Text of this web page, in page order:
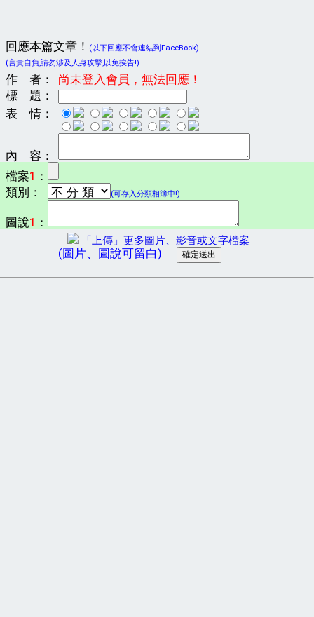
回應本篇文章！
(以下回應不會連結到FaceBook)
(言責自負,請勿涉及人身攻擊,以免挨告!)
作 者：
尚未登入會員，無法回應！
標 題：
表 情：
內 容：
檔案1 ：
類別：
(可存入分類相簿中!)
圖說1 ：
「上傳」更多圖片、影音或文字檔案
(圖片、圖說可留白)